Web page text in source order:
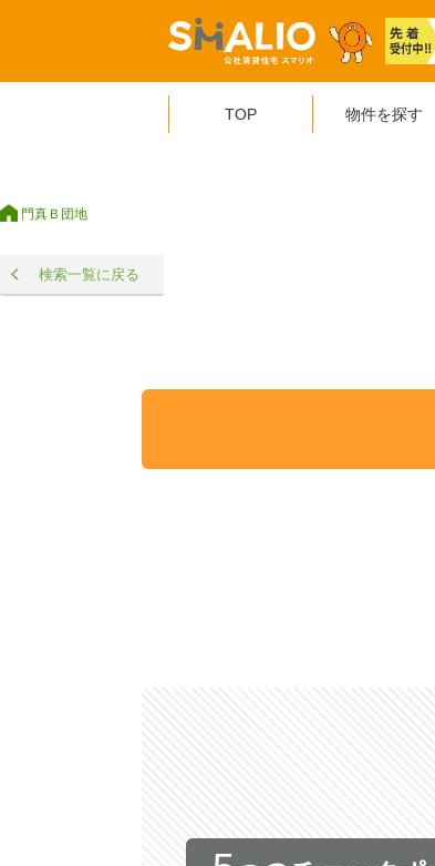
TOP 物件を探す
門真Ｂ団地
検索一覧に戻る